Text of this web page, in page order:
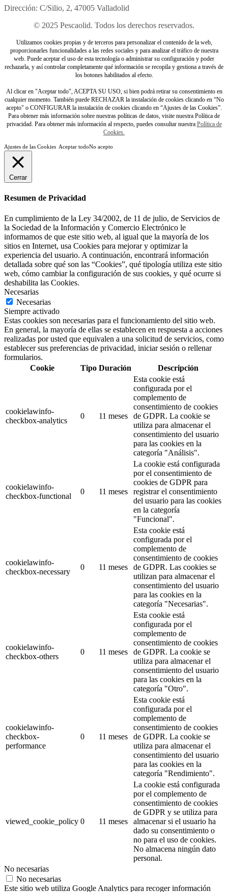
Dirección: C/Silio, 2, 47005 Valladolid
© 2025 Pescaolid. Todos los derechos reservados.
Utilizamos cookies propias y de terceros para personalizar el contenido de la web,
proporcionarles funcionalidades a las redes sociales y para analizar el tráfico de nuestra
web. Puede aceptar el uso de esta tecnología o administrar su configuración y poder
rechazarla, y así controlar completamente qué información se recopila y gestiona a través de
los botones habilitados al efecto.
Al clicar en "Aceptar todo", ACEPTA SU USO, si bien podrá retirar su consentimiento en
cualquier momento. También puede RECHAZAR la instalación de cookies clicando en “No
acepto" o CONFIGURAR la instalación de cookies clicando en “Ajustes de las Cookies”.
Para obtener más información sobre nuestras políticas de datos, visite nuestra Política de
privacidad. Para obtener más información al respecto, puedes consultar nuestra Política de
Cookies.
Ajustes de las Cookies Aceptar todoNo acepto
Cerrar
Resumen de Privacidad
En cumplimiento de la Ley 34/2002, de 11 de julio, de Servicios de
la Sociedad de la Información y Comercio Electrónico le
informamos de que este sitio web, al igual que la mayoría de los
sitios en Internet, usa Cookies para mejorar y optimizar la
experiencia del usuario. A continuación, encontrará información
detallada sobre qué son las “Cookies”, qué tipología utiliza este sitio
web, cómo cambiar la configuración de sus cookies, y qué ocurre si
deshabilita las Cookies.
Necesarias
Necesarias
Siempre activado
Estas cookies son necesarias para el funcionamiento del sitio web.
En general, la mayoría de ellas se establecen en respuesta a acciones
realizadas por usted que equivalen a una solicitud de servicios, como
establecer sus preferencias de privacidad, iniciar sesión o rellenar
formularios.
Cookie
Tipo Duración Descripción
cookielawinfo-
checkbox-analytics
0 11 meses
Esta cookie está
configurada por el
complemento de
consentimiento de cookies
de GDPR. La cookie se
utiliza para almacenar el
consentimiento del usuario
para las cookies en la
categoría "Análisis".
cookielawinfo-
checkbox-functional
0 11 meses
La cookie está configurada
por el consentimiento de
cookies de GDPR para
registrar el consentimiento
del usuario para las cookies
en la categoría
"Funcional".
cookielawinfo-
checkbox-necessary
0 11 meses
Esta cookie está
configurada por el
complemento de
consentimiento de cookies
de GDPR. Las cookies se
utilizan para almacenar el
consentimiento del usuario
para las cookies en la
categoría "Necesarias".
cookielawinfo-
checkbox-others
0 11 meses
Esta cookie está
configurada por el
complemento de
consentimiento de cookies
de GDPR. La cookie se
utiliza para almacenar el
consentimiento del usuario
para las cookies en la
categoría "Otro".
cookielawinfo-
checkbox-
performance
0 11 meses
Esta cookie está
configurada por el
complemento de
consentimiento de cookies
de GDPR. La cookie se
utiliza para almacenar el
consentimiento del usuario
para las cookies en la
categoría "Rendimiento".
viewed_cookie_policy 0 11 meses
La cookie está configurada
por el complemento de
consentimiento de cookies
de GDPR y se utiliza para
almacenar si el usuario ha
dado su consentimiento o
no para el uso de cookies.
No almacena ningún dato
personal.
No necesarias
No necesarias
Este sitio web utiliza Google Analytics para recoger información